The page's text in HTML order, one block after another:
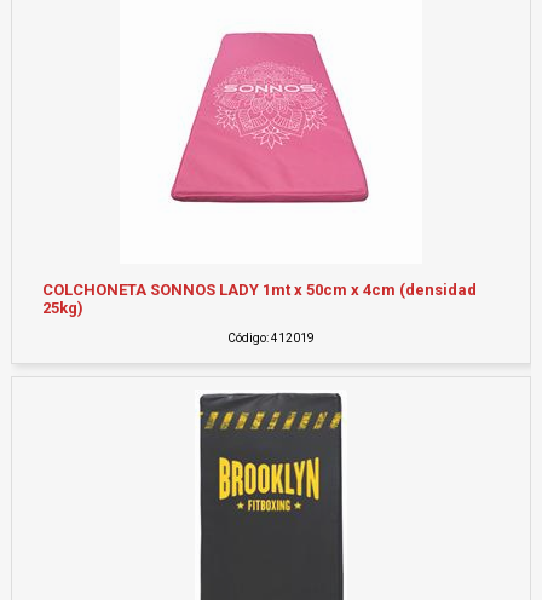
COLCHONETA SONNOS LADY 1mt x 50cm x 4cm (densidad
25kg)
Código: 412019